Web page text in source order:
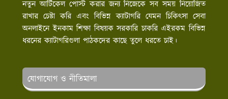
নতুন আর্টিকেল পোস্ট করার জন্য নিজেকে সব সময় নিয়োজিত
রাখার চেষ্টা করি এবং বিভিন্ন ক্যাটাগরি যেমন চিকিৎসা সেবা
অনলাইনে ইনকাম শিক্ষা বিষয়ক সরকারি চাকরি এইরকম বিভিন্ন
ধরনের ক্যাটাগরিগুলা পাঠকদের কাছে তুলে ধরতে চাই।
যোগাযোগ ও নীতিমালা